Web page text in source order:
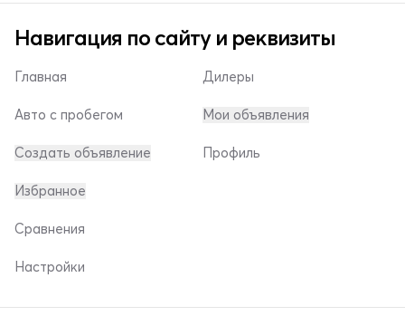
Навигация по сайту и реквизиты
Главная
Авто с пробегом
Создать объявление
Дилеры
Мои объявления
Профиль
Избранное
Сравнения
Настройки